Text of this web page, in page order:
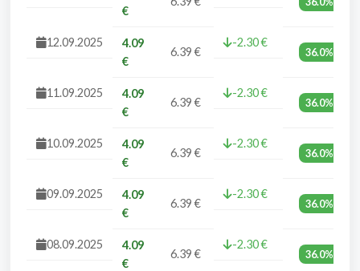
€
12.09.2025
4.09
€
6.39 €
-2.30 €
36.0%
11.09.2025
4.09
€
6.39 €
-2.30 €
36.0%
10.09.2025
4.09
€
6.39 €
-2.30 €
36.0%
09.09.2025
4.09
€
6.39 €
-2.30 €
36.0%
08.09.2025
4.09
€
6.39 €
-2.30 €
36.0%